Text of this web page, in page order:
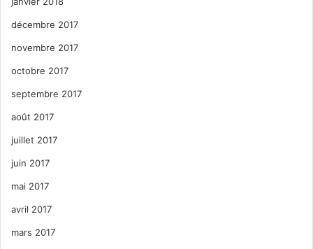
décembre 2017
novembre 2017
octobre 2017
septembre 2017
août 2017
juillet 2017
juin 2017
mai 2017
avril 2017
mars 2017